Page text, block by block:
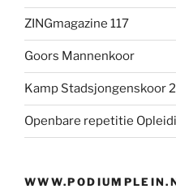
ZINGmagazine 117
Goors Mannenkoor
Kamp Stadsjongenskoor
Openbare repetitie